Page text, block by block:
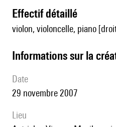
effectif détaillé
violon, violoncelle, piano
informations sur la
date
29 novembre 2007
lieu